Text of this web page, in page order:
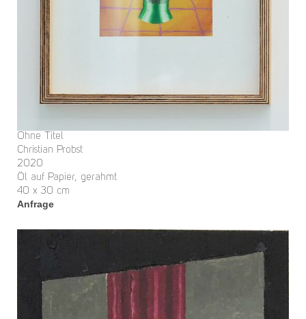
Ohne Titel
Christian Probst
2020
Öl auf Papier, gerahmt
40 x 30 cm
Anfrage